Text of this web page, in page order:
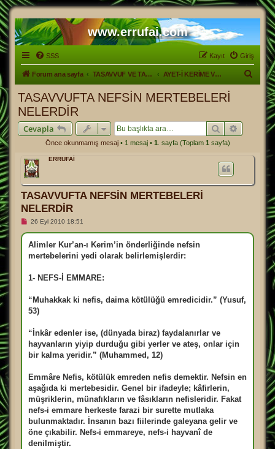
www.errufai.com
SSS Giriş
Kayıt
Forum ana sayfa TASAVVUF VE TARİKATLER AYET-İ KERİME VE HADİS-İ ŞERİFLERLE TASAVVUF
TASAVVUFTA NEFSİN MERTEBELERİ
NELERDİR
Cevapla Ara
Önce okunmamış mesaj• 1 mesaj • 1 . sayfa (Toplam 1 sayfa)
ERRUFAİ
TASAVVUFTA NEFSİN MERTEBELERİ
NELERDİR
O
u
n
a
ş
a
26 Eyl 2010 18:51
Alimler Kur’an-ı Kerim’in önderliğinde nefsin
mertebelerini yedi olarak belirlemişlerdir:
1- NEFS-İ EMMARE:
“Muhakkak ki nefis, daima kötülüğü emredicidir.” (Yusuf,
53)
“İnkâr edenler ise, (dünyada biraz) faydalanırlar ve
hayvanların yiyip durduğu gibi yerler ve ateş, onlar için
bir kalma yeridir.” (Muhammed, 12)
Emmâre Nefis, kötülük emreden nefis demektir. Nefsin en
aşağıda ki mertebesidir. Genel bir ifadeyle; kâfirlerin,
müşriklerin, münafıkların ve fâsıkların nefisleridir. Fakat
nefs-i emmare herkeste farazi bir surette mutlaka
bulunmaktadır. İnsanın bazı fiilerinde galeyana gelir ve
öne çıkabilir. Nefs-i emmareye, nefs-i hayvanî de
denilmiştir.